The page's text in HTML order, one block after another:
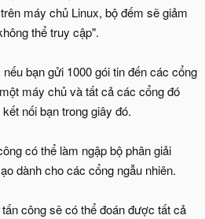
máy chủ Linux, bộ đếm sẽ giảm
thể truy cập".
bạn gửi 1000 gói tin đến các cổng
máy chủ và tất cả các cổng đó
nối bạn trong giây đó.
có thể làm ngập bộ phân giải
dành cho các cổng ngẫu nhiên.
công sẽ có thể đoán được tất cả